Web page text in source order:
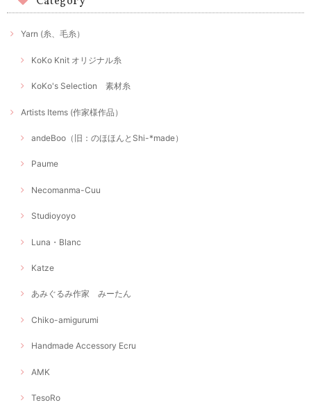
Yarn (糸、毛糸）
KoKo Knit オリジナル糸
KoKo's Selection 素材糸
Artists Items (作家様作品）
andeBoo（旧：のほほんとShi-*made）
Paume
Necomanma-Cuu
Studioyoyo
Luna・Blanc
Katze
あみぐるみ作家 みーたん
Chiko-amigurumi
Handmade Accessory Ecru
AMK
TesoRo